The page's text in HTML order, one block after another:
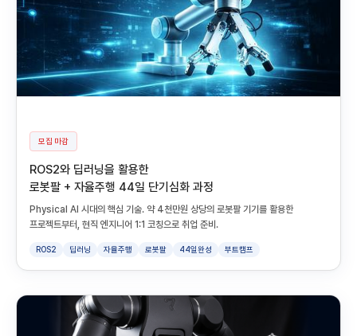
모집 마감
ROS2와 딥러닝을 활용한
로봇팔 + 자율주행 44일 단기심화 과정
Physical AI 시대의 핵심 기술. 약 4천만원 상당의 로봇팔 기기를 활용한
프로젝트부터, 현직 엔지니어 1:1 코칭으로 취업 준비.
ROS2 딥러닝 자율주행 로봇팔 44일완성 부트캠프